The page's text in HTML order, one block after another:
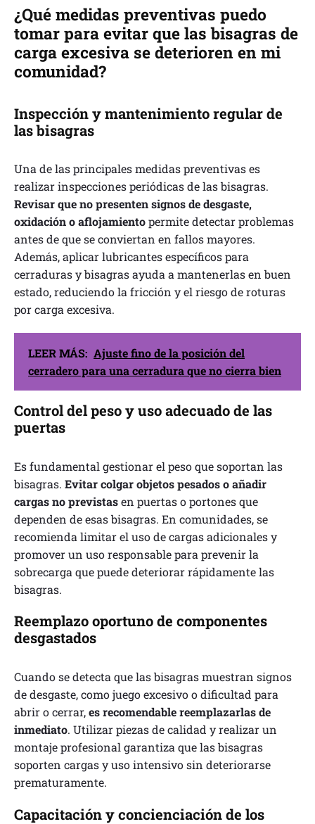
¿Qué medidas preventivas puedo
tomar para evitar que las bisagras de
carga excesiva se deterioren en mi
comunidad?
Inspección y mantenimiento regular de
las bisagras
Una de las principales medidas preventivas es
realizar inspecciones periódicas de las bisagras.
Revisar que no presenten signos de desgaste,
oxidación o aflojamientopermite detectar problemas
antes de que se conviertan en fallos mayores.
Además, aplicar lubricantes específicos para
cerraduras y bisagras ayuda a mantenerlas en buen
estado, reduciendo la fricción y el riesgo de roturas
por carga excesiva.
LEER MÁS: Ajuste fino de la posición del
cerradero para una cerradura que no cierra bien
Control del peso y uso adecuado de las
puertas
Es fundamental gestionar el peso que soportan las
bisagras. Evitar colgar objetos pesados o añadir
cargas no previstasen puertas o portones que
dependen de esas bisagras. En comunidades, se
recomienda limitar el uso de cargas adicionales y
promover un uso responsable para prevenir la
sobrecarga que puede deteriorar rápidamente las
bisagras.
Reemplazo oportuno de componentes
desgastados
Cuando se detecta que las bisagras muestran signos
de desgaste, como juego excesivo o dificultad para
abrir o cerrar,es recomendable reemplazarlas de
inmediato. Utilizar piezas de calidad y realizar un
montaje profesional garantiza que las bisagras
soporten cargas y uso intensivo sin deteriorarse
prematuramente.
Capacitación y concienciación de los